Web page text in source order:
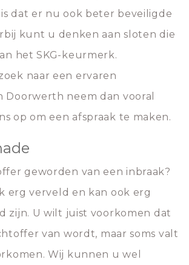
dat er nu ook beter beveiligde
kunt u denken aan sloten die
het SKG-keurmerk.
naar een ervaren
Doorwerth neem dan vooral
op om een afspraak te maken.
geworden van een inbraak?
erg verveld en kan ook erg
zijn. U wilt juist voorkomen dat
van wordt, maar soms valt
Wij kunnen u wel